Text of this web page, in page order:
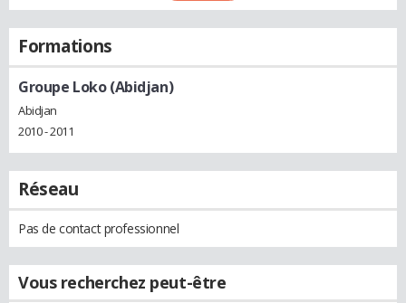
Formations
Groupe Loko (Abidjan)
Abidjan
2010 - 2011
Réseau
Pas de contact professionnel
Vous recherchez peut-être